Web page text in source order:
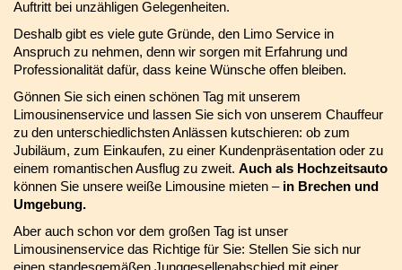
Auftritt bei unzähligen Gelegenheiten.
Deshalb gibt es viele gute Gründe, den Limo Service in
Anspruch zu nehmen, denn wir sorgen mit Erfahrung und
Professionalität dafür, dass keine Wünsche offen bleiben.
Gönnen Sie sich einen schönen Tag mit unserem
Limousinenservice und lassen Sie sich von unserem Chauffeur
zu den unterschiedlichsten Anlässen kutschieren: ob zum
Jubiläum, zum Einkaufen, zu einer Kundenpräsentation oder zu
einem romantischen Ausflug zu zweit. Auch als Hochzeitsauto
können Sie unsere weiße Limousine mieten – in Brechen und
Umgebung.
Aber auch schon vor dem großen Tag ist unser
Limousinenservice das Richtige für Sie: Stellen Sie sich nur
einen standesgemäßen Junggesellenabschied mit einer